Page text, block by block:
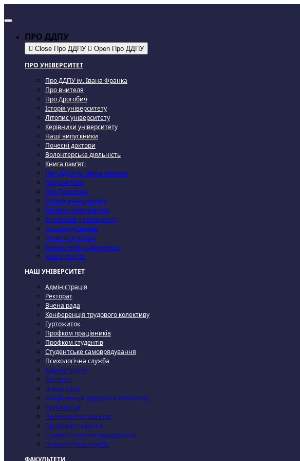
ПРО ДДПУ
Close Про ДДПУ Open Про ДДПУ
ПРО УНІВЕРСИТЕТ
Про ДДПУ ім. Івана Франка
Про вчителя
Про Дрогобич
Історія університету
Літопис університету
Керівники університету
Наші випускники
Почесні доктори
Волонтерська діяльність
Книга пам’яті
Про ДДПУ ім. Івана Франка
Про вчителя
Про Дрогобич
Історія університету
Літопис університету
Керівники університету
Наші випускники
Почесні доктори
Волонтерська діяльність
Книга пам’яті
НАШ УНІВЕРСИТЕТ
Адміністрація
Ректорат
Вчена рада
Конференція трудового колективу
Гуртожиток
Профком працівників
Профком студентів
Студентське самоврядування
Психологічна служба
Адміністрація
Ректорат
Вчена рада
Конференція трудового колективу
Гуртожиток
Профком працівників
Профком студентів
Студентське самоврядування
Психологічна служба
ФАКУЛЬТЕТИ